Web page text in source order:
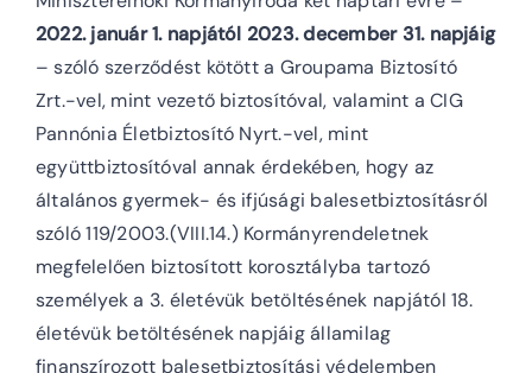
2022. január 1. napjától 2023. december 31. napjáig
– szóló szerződést kötött a Groupama Biztosító
Zrt.-vel, mint vezető biztosítóval, valamint a CIG
Pannónia Életbiztosító Nyrt.-vel, mint
együttbiztosítóval annak érdekében, hogy az
általános gyermek- és ifjúsági balesetbiztosításról
szóló 119/2003.(VIII.14.) Kormányrendeletnek
megfelelően biztosított korosztályba tartozó
személyek a 3. életévük betöltésének napjától 18.
életévük betöltésének napjáig államilag
finanszírozott balesetbiztosítási védelemben